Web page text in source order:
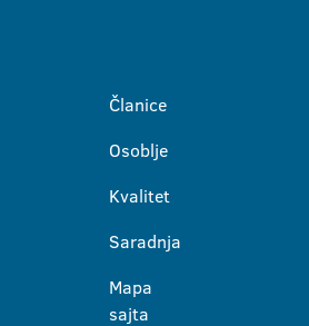
Članice
Osoblje
Kvalitet
Saradnja
Mapa
sajta